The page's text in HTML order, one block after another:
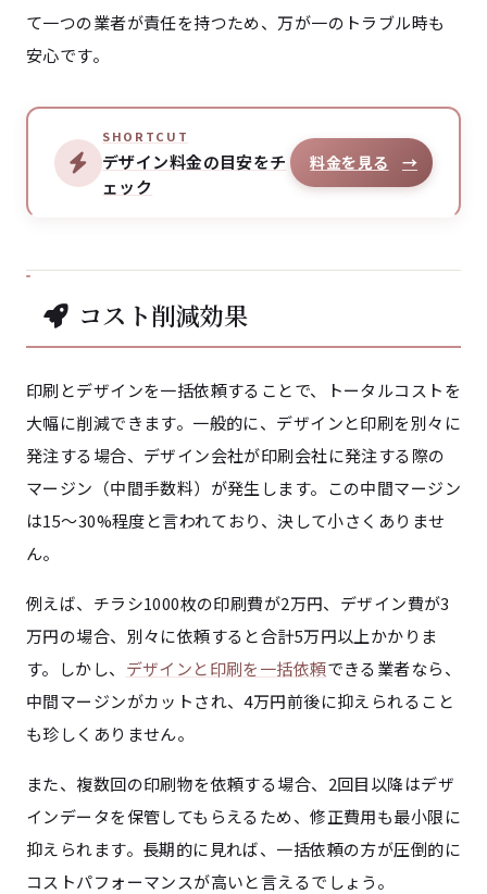
て一つの業者が責任を持つため、万が一のトラブル時も
安心です。
SHORTCUT
デザイン料金の目安をチ
ェック
料金を見る →
コスト削減効果
印刷とデザインを一括依頼することで、トータルコストを
大幅に削減できます。一般的に、デザインと印刷を別々に
発注する場合、デザイン会社が印刷会社に発注する際の
マージン（中間手数料）が発生します。この中間マージン
は15〜30%程度と言われており、決して小さくありませ
ん。
例えば、チラシ1000枚の印刷費が2万円、デザイン費が3
万円の場合、別々に依頼すると合計5万円以上かかりま
す。しかし、 デザインと印刷を一括依頼できる業者なら、
中間マージンがカットされ、4万円前後に抑えられること
も珍しくありません。
また、複数回の印刷物を依頼する場合、2回目以降はデザ
インデータを保管してもらえるため、修正費用も最小限に
抑えられます。長期的に見れば、一括依頼の方が圧倒的に
コストパフォーマンスが高いと言えるでしょう。